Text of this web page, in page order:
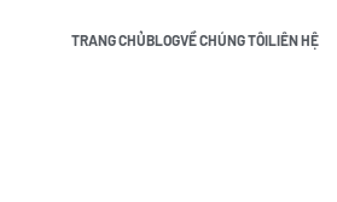
TRANG CHỦBLOGVỀ CHÚNG TÔILIÊN HỆ